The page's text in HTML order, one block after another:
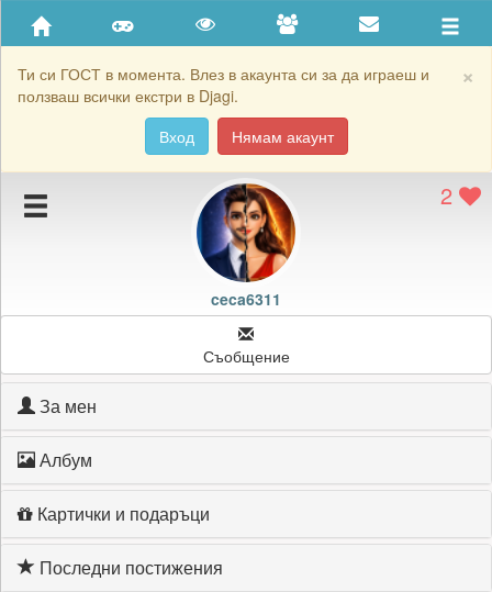
×
Ти си ГОСТ в момента. Влез в акаунта си за да играеш и
ползваш всички екстри в Djagi.
Вход
Нямам акаунт
Приятели
Хронология на игри
Подаръците на ceca6311
Картичките на ceca6311
2
ceca6311
Съобщение
За мен
Албум
Картички и подаръци
Последни постижения